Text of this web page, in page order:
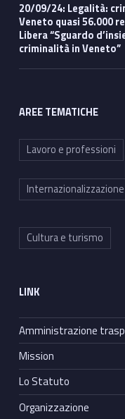
20/09/24: Legalità: crimine proliferato in pandemia, in
Veneto quasi 56.000
Libera “Sguardo
criminalità in Veneto”
AREE TEMATICHE
Lavoro e professioni
Internazionalizzazione
Cultura e turismo
LINK
Amministrazione
Mission
Lo Statuto
Organizzazione